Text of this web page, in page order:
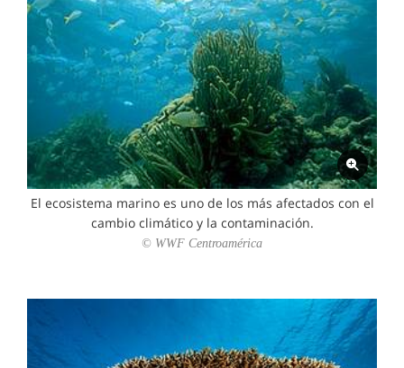
El ecosistema marino es uno de los más afectados con el
cambio climático y la contaminación.
© WWF Centroamérica